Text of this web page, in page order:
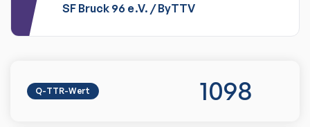
SF Bruck 96 e.V. /ByTTV
Q-TTR-Wert 1098